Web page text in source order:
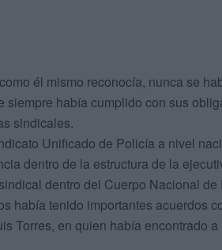
él mismo reconocía, nunca se
había cumplido con sus
sindicales.
Unificado de Policía a nivel
dentro de la estructura de la
dentro del Cuerpo Nacional de
había tenido importantes acuerdos
Torres, en quien había encontrado